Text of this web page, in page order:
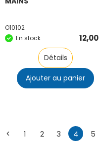
O10102
En stock
12,00
Détails
Ajouter au panier
← 1 2 3 4 5